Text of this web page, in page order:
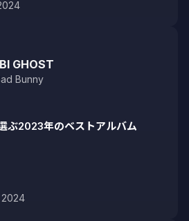
GHOST
Bunny
2023年のベストアルバム